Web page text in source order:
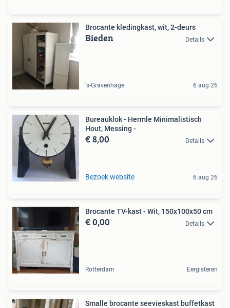
Brocante kledingkast, wit, 2-deurs
Bieden Details
's-Gravenhage 6 aug 26
Bureauklok - Hermle Minimalistisch
Hout, Messing -
€ 8,00 Details
Bezoek website 6 aug 26
Brocante TV-kast - Wit, 150x100x50 cm
€ 0,00 Details
Rotterdam Eergisteren
Smalle brocante seevieskast buffetkast